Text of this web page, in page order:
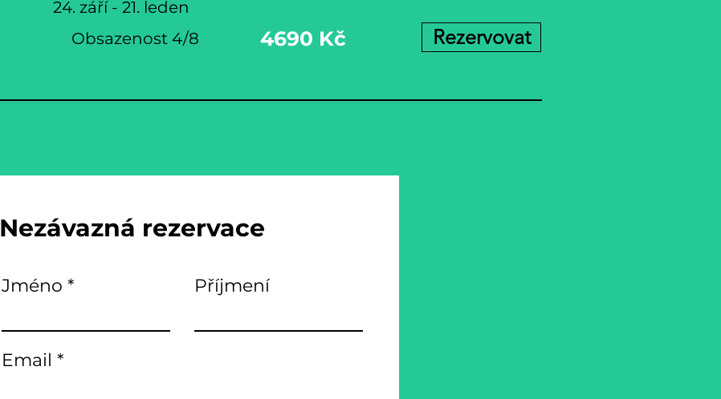
24. září - 21. leden
Obsazenost 4/8
4690 Kč Rezervovat
Nezávazná rezervace
Jméno Příjmení
Email